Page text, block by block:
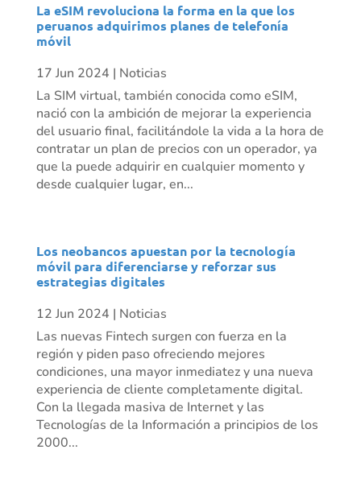
La eSIM revoluciona la forma en la que los
peruanos adquirimos planes de telefonía
móvil
17 Jun 2024 | Noticias
La SIM virtual, también conocida como eSIM,
nació con la ambición de mejorar la experiencia
del usuario final, facilitándole la vida a la hora de
contratar un plan de precios con un operador, ya
que la puede adquirir en cualquier momento y
desde cualquier lugar, en...
Los neobancos apuestan por la tecnología
móvil para diferenciarse y reforzar sus
estrategias digitales
12 Jun 2024 | Noticias
Las nuevas Fintech surgen con fuerza en la
región y piden paso ofreciendo mejores
condiciones, una mayor inmediatez y una nueva
experiencia de cliente completamente digital.
Con la llegada masiva de Internet y las
Tecnologías de la Información a principios de los
2000...